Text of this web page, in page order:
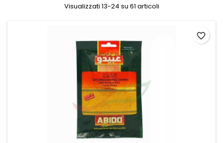
Visualizzati 13-24 su 61 articoli
favorite_border